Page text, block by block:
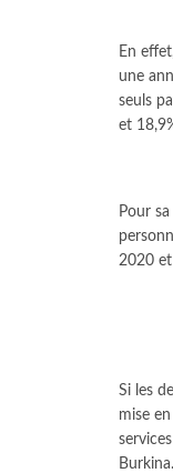
En
une
seuls
et
Pour
2020 et
Si les
mise
Burkina.